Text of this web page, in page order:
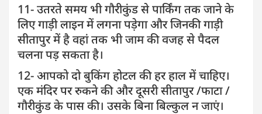
11- उतरते समय भी गौरीकुंड से पार्किंग तक जाने के
लिए गाड़ी लाइन में लगना पड़ेगा और जिनकी गाड़ी
सीतापुर में है वहां तक भी जाम की वजह से पैदल
चलना पड़ सकता है।
12- आपको दो बुकिंग होटल की हर हाल में चाहिए।
एक मंदिर पर रुकने की और दूसरी सीतापुर /फाटा /
गौरीकुंड के पास की। उसके बिना बिल्कुल न जाएं।